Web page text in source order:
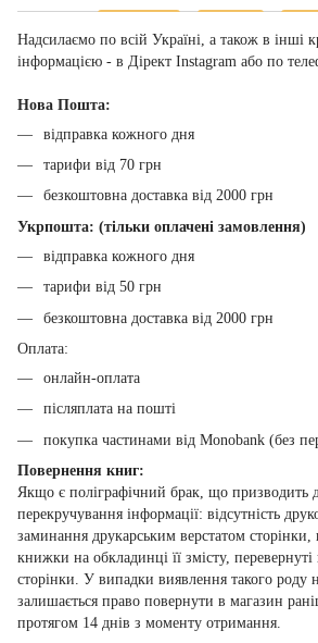
Надсилаємо по всій Україні, а також в інші
інформацією - в Дірект Instagram або по
Нова Пошта:
відправка кожного дня
тарифи від 70 грн
безкоштовна доставка від 2000 грн
Укрпошта: (тільки оплачені замовлення)
відправка кожного дня
тарифи від 50 грн
безкоштовна доставка від 2000 грн
Оплата:
онлайн-оплата
післяплата на пошті
покупка частинами від Monobank (без
Повернення книг:
Якщо є поліграфічний брак, що призводить
перекручування інформації: відсутність
заминання друкарським верстатом сторінки,
книжки на обкладинці її змісту,
сторінки. У випадки виявлення такого роду
залишається право повернути в магазин
протягом 14 днів з моменту отримання.